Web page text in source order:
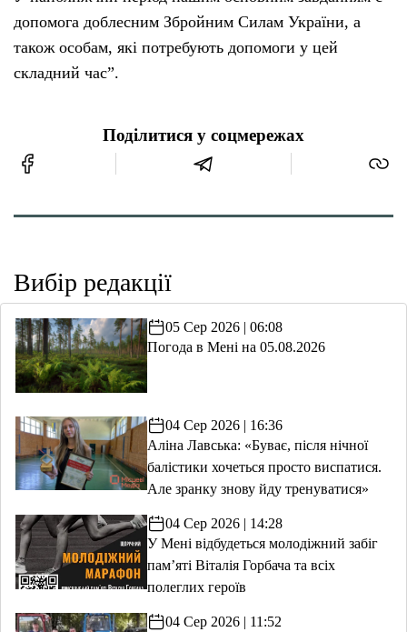
допомога доблесним Збройним Силам України, а
також особам, які потребують допомоги у цей
складний час”.
Поділитися у соцмережах
Вибір редакції
05 Сер 2026 | 06:08
Погода в Мені на 05.08.2026
04 Сер 2026 | 16:36
Аліна Лавська: «Буває, після нічної
балістики хочеться просто виспатися.
Але зранку знову йду тренуватися»
04 Сер 2026 | 14:28
У Мені відбудеться молодіжний забіг
пам’яті Віталія Горбача та всіх
полеглих героїв
04 Сер 2026 | 11:52